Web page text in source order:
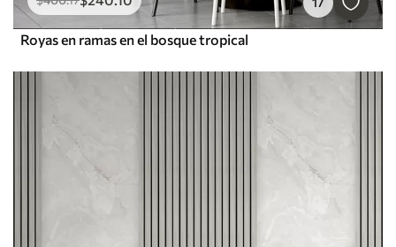
Royas en ramas en el bosque tropical